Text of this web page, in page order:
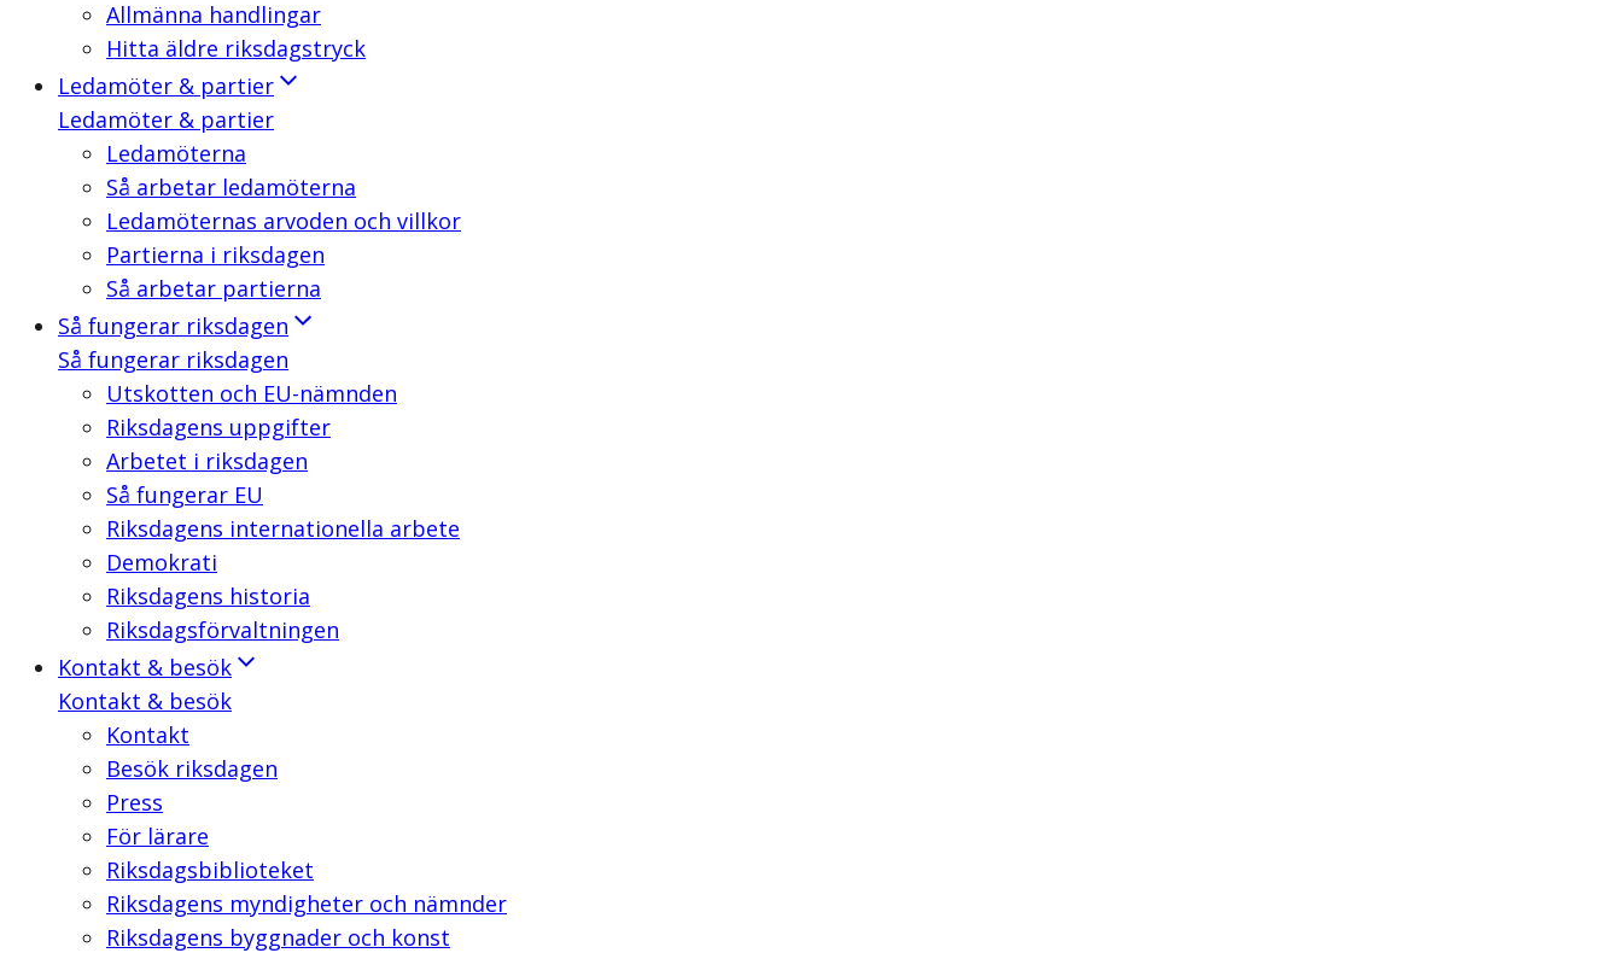
Allmänna handlingar
Hitta äldre riksdagstryck
Ledamöter & partier
Ledamöter & partier
Ledamöterna
Så arbetar ledamöterna
Ledamöternas arvoden och villkor
Partierna i riksdagen
Så arbetar partierna
Så fungerar riksdagen
Så fungerar riksdagen
Utskotten och EU-nämnden
Riksdagens uppgifter
Arbetet i riksdagen
Så fungerar EU
Riksdagens internationella arbete
Demokrati
Riksdagens historia
Riksdagsförvaltningen
Kontakt & besök
Kontakt & besök
Kontakt
Besök riksdagen
Press
För lärare
Riksdagsbiblioteket
Riksdagens myndigheter och nämnder
Riksdagens byggnader och konst